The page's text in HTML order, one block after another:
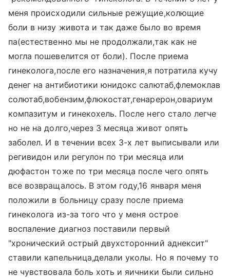
меня происходили сильные режущие,колющие
боли в низу живота и так даже было во время
па(естественно мы не продолжали,так как не
могла пошевелится от боли). После приема
гинеколога,после его назначения,я потратила кучу
денег на антибиотики юнидокс салютаб,флемоклав
солютаб,вобензим,флюкостат,генарерон,овариум
компазитум и гинекохель. После него стало легче
но не на долго,через 3 месяца живот опять
заболел. И в течении всех 3-х лет выписывали или
регивидон или регулон по три месяца или
дюфастон тоже по три месяца после чего опять
все возвращалось. В этом году,16 января меня
положили в больницу сразу после приема
гинеколога из-за того что у меня острое
воспаление диагноз поставили первый
"хронический острый двухсторонний аднексит"
ставили капельница,делали уколы. Но я почему то
не чувствовала боль хоть и яичники были сильно